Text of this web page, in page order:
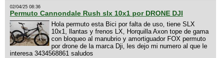
02/04/25 08:36
Permuto Cannondale Rush slx 10x1 por DRONE DJI
Hola permuto esta Bici por falta de uso, tiene SLX
10x1, llantas y frenos LX, Horquilla Axon tope de gama
con bloqueo al manubrio y amortiguador FOX permuto
por drone de la marca Dji, les dejo mi numero al que le
interesa 3434568861 saludos